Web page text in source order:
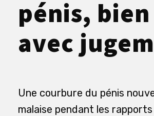
pénis,
avec
Une courbure du pénis
malaise pendant les